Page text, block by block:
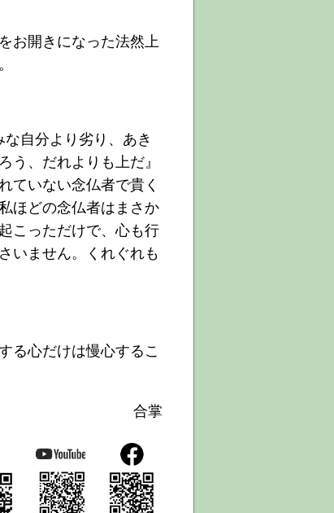
お開きになった法然上
自分より劣り、あき
、だれよりも上だ』
ていない念仏者で貴く
ほどの念仏者はまさか
こっただけで、心も行
いません。くれぐれも
る心だけは慢心するこ
合掌